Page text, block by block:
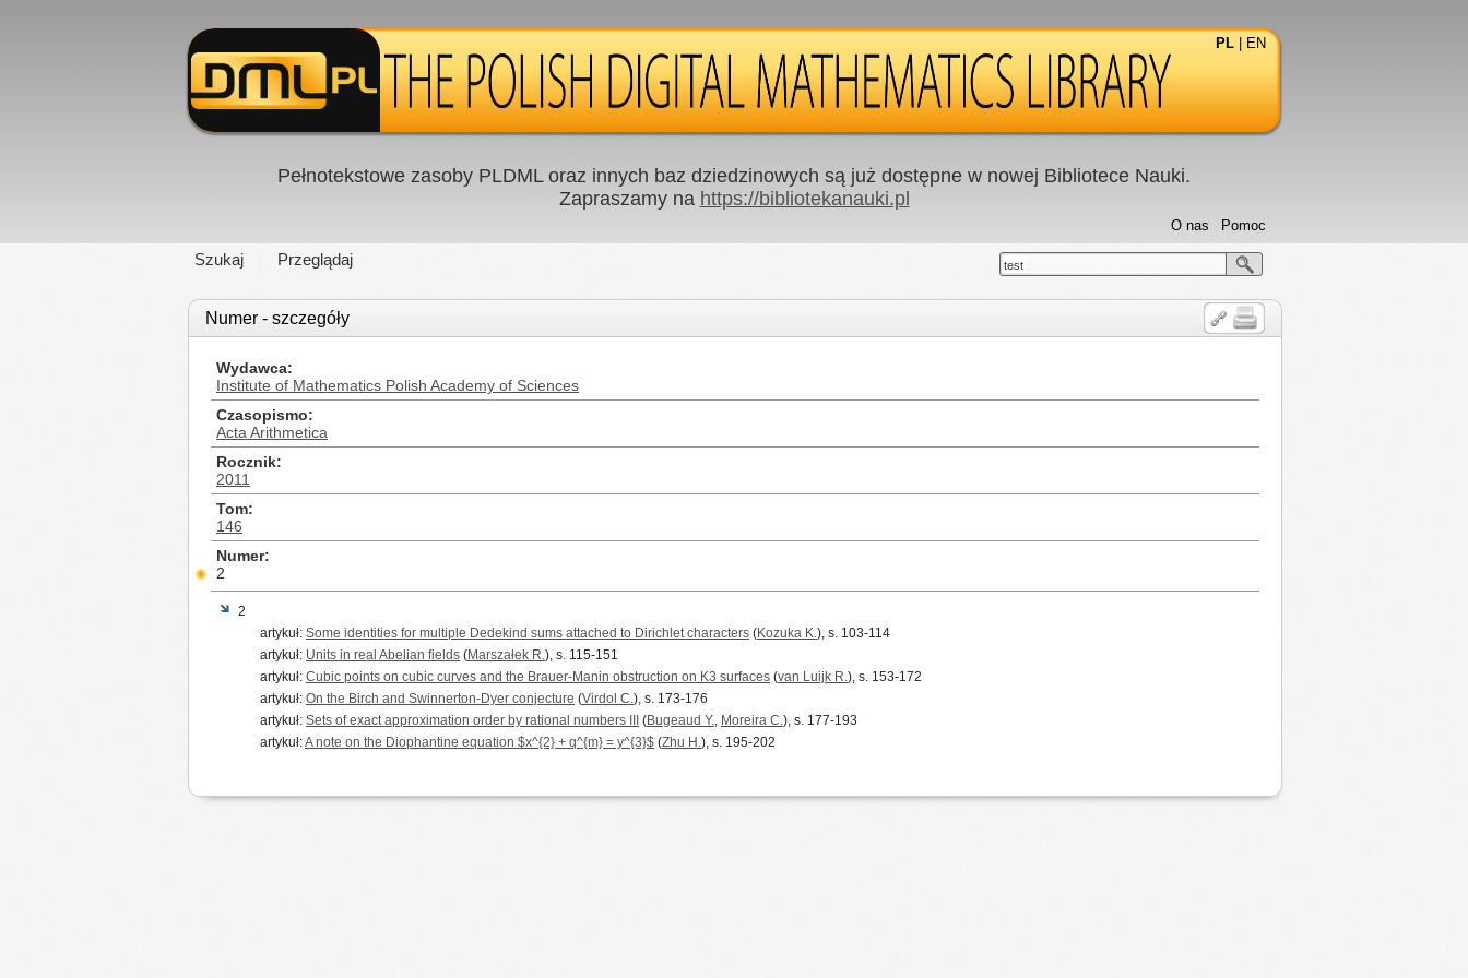
PL EN
Pełnotekstowe zasoby PLDML oraz innych baz dziedzinowych są już dostępne w nowej Bibliotece Nauki.
Zapraszamy na https://bibliotekanauki.pl
Szukaj Przeglądaj
Pomoc
O nas
test
Numer - szczegóły
Wydawca
Institute of Mathematics Polish Academy of Sciences
Czasopismo
Acta Arithmetica
Rocznik
2011
Tom
146
Numer
2
2
artykuł: Some identities for multiple Dedekind sums attached to Dirichlet characters (Kozuka K.), s. 103-114
artykuł: Units in real Abelian fields (Marszałek R.), s. 115-151
artykuł: Cubic points on cubic curves and the Brauer-Manin obstruction on K3 surfaces (van Luijk R.), s. 153-172
artykuł: On the Birch and Swinnerton-Dyer conjecture (Virdol C.), s. 173-176
artykuł: Sets of exact approximation order by rational numbers III (Bugeaud Y., Moreira C.), s. 177-193
artykuł:A note on the Diophantine equation $x^{2} + q^{m} = y^{3}$ (Zhu H.), s. 195-202